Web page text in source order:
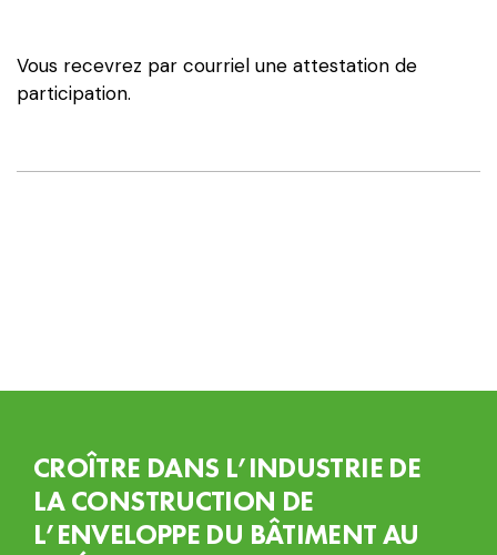
BIM
et
Vous recevrez par courriel une attestation de
participation.
CROÎTRE DANS L’INDUSTRIE DE
LA CONSTRUCTION DE
L’ENVELOPPE DU BÂTIMENT AU